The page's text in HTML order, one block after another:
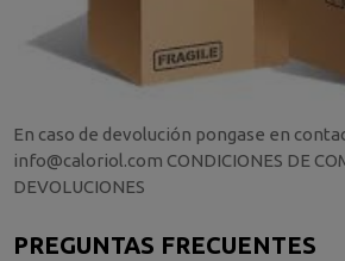
En caso de devolución pongase en
info@caloriol.com CONDICIONES DE
DEVOLUCIONES
PREGUNTAS FRECUENTES